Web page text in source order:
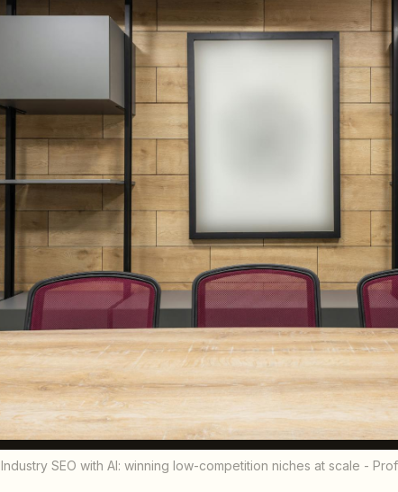
Industry SEO with AI: winning low-competition niches at scale -